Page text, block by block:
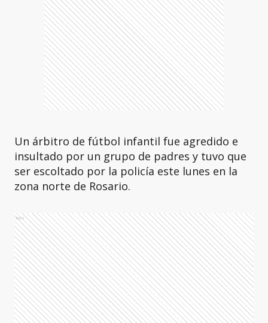
Un árbitro de fútbol infantil fue agredido e
insultado por un grupo de padres y tuvo que
ser escoltado por la policía este lunes en la
zona norte de Rosario.
Ads